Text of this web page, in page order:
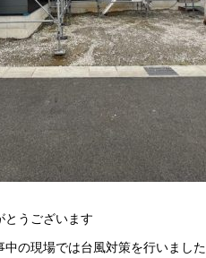
とうございます
の現場では台風対策を行いました